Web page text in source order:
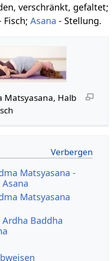
verschränkt, gefaltet;
Fisch;Asana - Stellung.
Matsyasana, Halb
Matsyasana -
Matsyasana
Baddha